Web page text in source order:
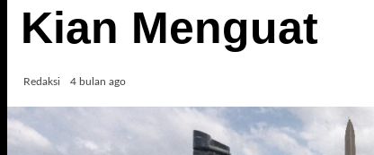
Kian Menguat
Redaksi 4 bulan ago